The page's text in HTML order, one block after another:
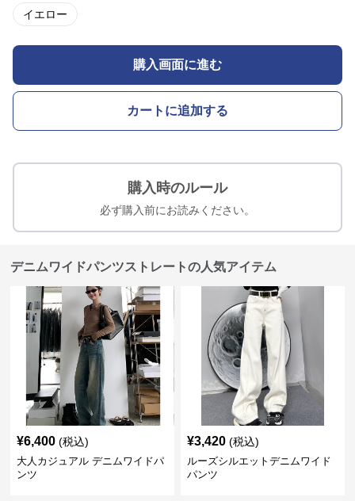
イエロー
購入画面に進む
カートに追加する
購入時のルール
必ず購入前にお読みください。
デニムワイドパンツストレートの人気アイテム
¥6,400 (税込)
大人カジュアル デニムワイドパ
ンツ
¥3,420 (税込)
ルーズシルエットデニムワイド
パンツ